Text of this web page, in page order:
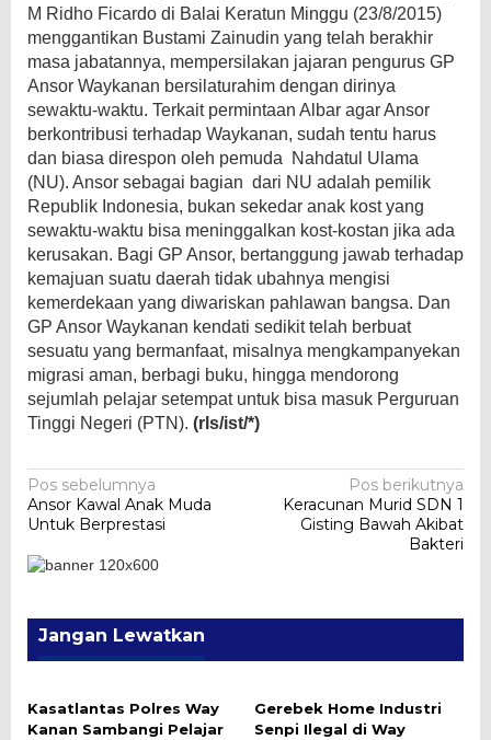
M Ridho Ficardo di Balai Keratun Minggu (23/8/2015)
menggantikan Bustami Zainudin yang telah berakhir
masa jabatannya, mempersilakan jajaran pengurus GP
Ansor Waykanan bersilaturahim dengan dirinya
sewaktu-waktu. Terkait permintaan Albar agar Ansor
berkontribusi terhadap Waykanan, sudah tentu harus
dan biasa direspon oleh pemuda Nahdatul Ulama
(NU). Ansor sebagai bagian dari NU adalah pemilik
Republik Indonesia, bukan sekedar anak kost yang
sewaktu-waktu bisa meninggalkan kost-kostan jika ada
kerusakan. Bagi GP Ansor, bertanggung jawab terhadap
kemajuan suatu daerah tidak ubahnya mengisi
kemerdekaan yang diwariskan pahlawan bangsa. Dan
GP Ansor Waykanan kendati sedikit telah berbuat
sesuatu yang bermanfaat, misalnya mengkampanyekan
migrasi aman, berbagi buku, hingga mendorong
sejumlah pelajar setempat untuk bisa masuk Perguruan
Tinggi Negeri (PTN). (rls/ist/*)
Navigasi
pos
Pos sebelumnya
Ansor Kawal Anak Muda
Untuk Berprestasi
Pos berikutnya
Keracunan Murid SDN 1
Gisting Bawah Akibat
Bakteri
Jangan Lewatkan
Kasatlantas Polres Way
Kanan Sambangi Pelajar
Gerebek Home Industri
Senpi Ilegal di Way